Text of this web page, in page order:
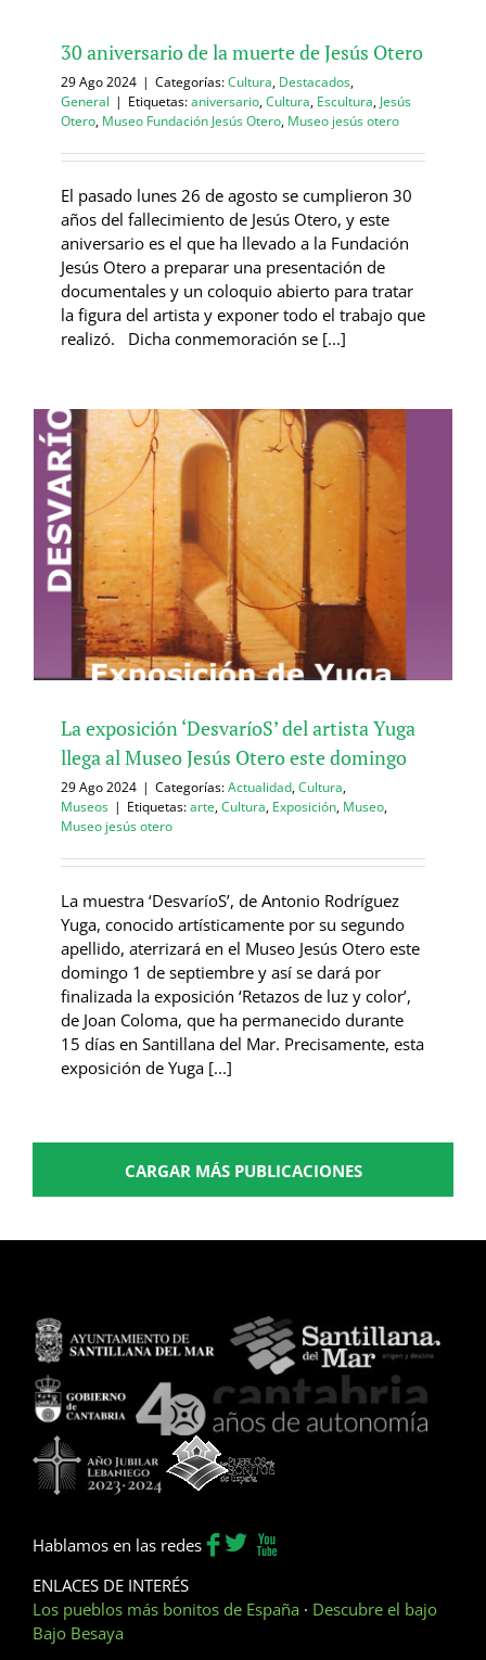
30 aniversario de la muerte de Jesús Otero
29 Ago 2024 | Categorías:Cultura, Destacados,
General | Etiquetas:aniversario,Cultura, Escultura, Jesús
Otero, Museo Fundación Jesús Otero, Museo jesús otero
El pasado lunes 26 de agosto se cumplieron 30
años del fallecimiento de Jesús Otero, y este
aniversario es el que ha llevado a la Fundación
Jesús Otero a preparar una presentación de
documentales y un coloquio abierto para tratar
la figura del artista y exponer todo el trabajo que
realizó. Dicha conmemoración se [...]
La exposición ‘DesvaríoS’ del artista Yuga
llega al Museo Jesús Otero este domingo
29 Ago 2024 | Categorías:Actualidad,Cultura,
Museos | Etiquetas:arte,Cultura, Exposición, Museo,
Museo jesús otero
La muestra ‘DesvaríoS’, de Antonio Rodríguez
Yuga, conocido artísticamente por su segundo
apellido, aterrizará en el Museo Jesús Otero este
domingo 1 de septiembre y así se dará por
finalizada la exposición ‘Retazos de luz y color’,
de Joan Coloma, que ha permanecido durante
15 días en Santillana del Mar. Precisamente, esta
exposición de Yuga [...]
CARGAR MÁS PUBLICACIONES
Hablamos en las redes
ENLACES DE INTERÉS
Los pueblos más bonitos de España · Descubre el bajo
Bajo Besaya